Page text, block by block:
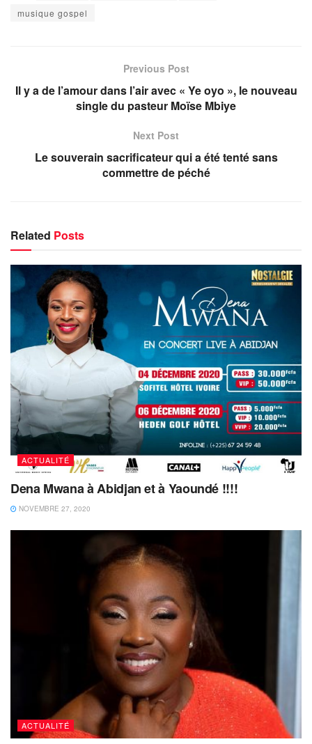
musique gospel
Previous Post
Il y a de l’amour dans l’air avec « Ye oyo », le nouveau
single du pasteur Moïse Mbiye
Next Post
Le souverain sacrificateur qui a été tenté sans
commettre de péché
Related Posts
ACTUALITÉ
Dena Mwana à Abidjan et à Yaoundé !!!!
NOVEMBRE 27, 2020
ACTUALITÉ